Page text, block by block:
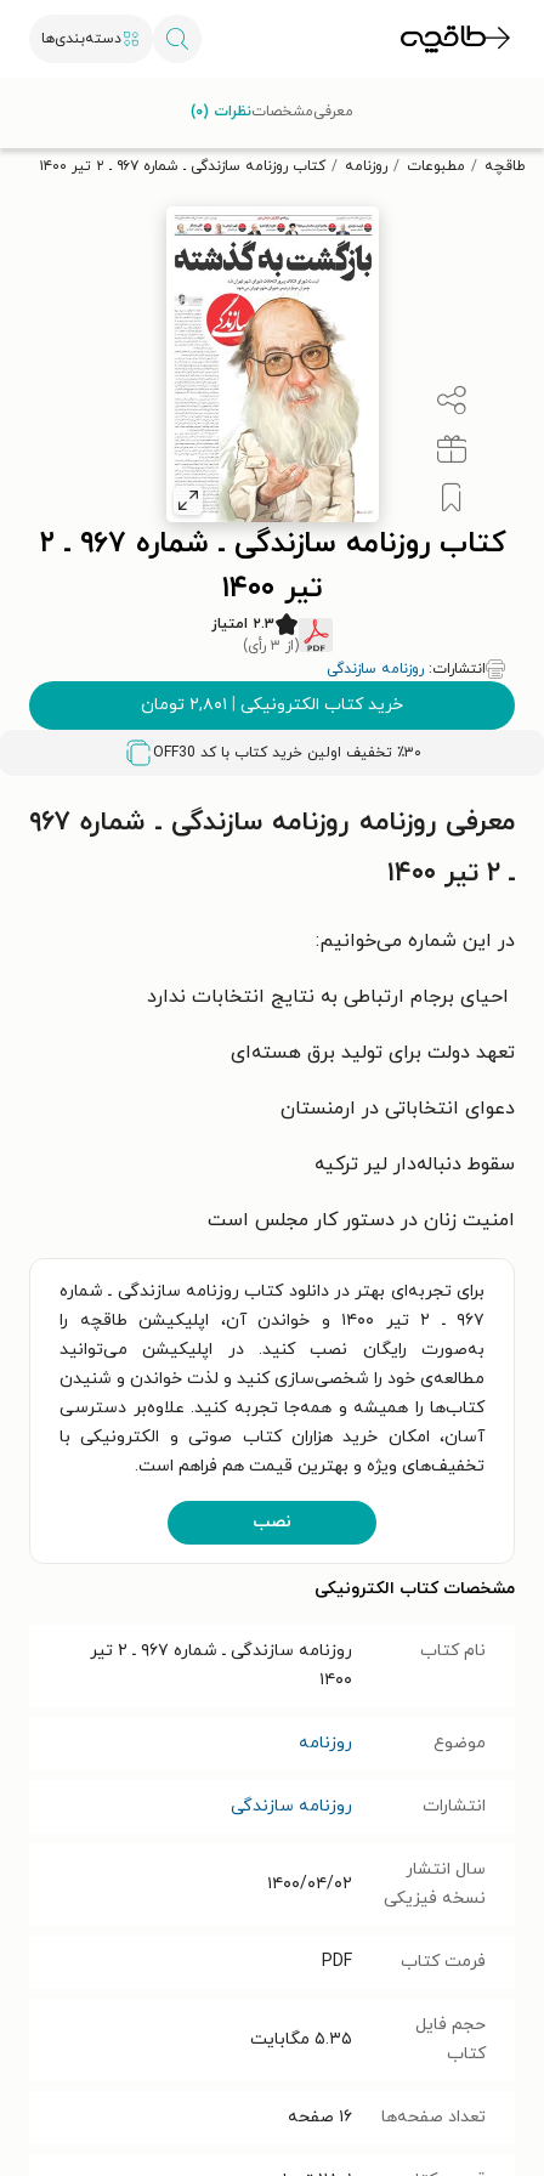
دسته‌بندی‌ها
تخفیف از طاقچه دریافت کن.
طاقچه مطبوعات روزنامه کتاب روزنامه سازندگی ـ شماره ۹۶۷ ـ ۲ تیر ۱۴۰۰
کتاب روزنامه سازندگی ـ شماره ۹۶۷ ـ ۲
تیر ۱۴۰۰
۲.۳ امتیاز
(از ۳ رأی)
انتشارات: روزنامه سازندگی
خرید کتاب الکترونیکی | ۲,۸۰۱ تومان
٪۳۰ تخفیف اولین خرید کتاب با کد OFF30
معرفیمشخصاتنظرات (۰)
معرفی روزنامه روزنامه سازندگی ـ شماره ۹۶۷
ـ ۲ تیر ۱۴۰۰
در این شماره می‌خوانیم:
احیای برجام ارتباطی به نتایج انتخابات ندارد
تعهد دولت برای تولید برق هسته‌ای
دعوای انتخاباتی در ارمنستان
سقوط دنباله‌دار لیر ترکیه
امنیت زنان در دستور کار مجلس است
برای تجربه‌ای بهتر در دانلود کتاب روزنامه سازندگی ـ شماره
۹۶۷ ـ ۲ تیر ۱۴۰۰ و خواندن آن، اپلیکیشن طاقچه را
به‌صورت رایگان نصب کنید. در اپلیکیشن می‌توانید
مطالعه‌ی خود را شخصی‌سازی کنید و لذت خواندن و شنیدن
کتاب‌ها را همیشه و همه‌جا تجربه کنید. علاوه‌بر دسترسی
آسان، امکان خرید هزاران کتاب صوتی و الکترونیکی با
تخفیف‌های ویژه و بهترین قیمت هم فراهم است.
نصب
مشخصات کتاب الکترونیکی
نام کتاب
روزنامه سازندگی ـ شماره ۹۶۷ ـ ۲ تیر
۱۴۰۰
موضوع روزنامه
انتشارات روزنامه سازندگی
سال انتشار
نسخه فیزیکی
۱۴۰۰/۰۴/۰۲
فرمت کتاب PDF
حجم فایل
کتاب
۵.۳۵ مگابایت
تعداد صفحه‌ها ۱۶ صفحه